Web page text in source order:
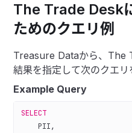
The Trade Desk
ためのクエリ例
Treasure Dataから、The
結果を指定して次のクエリ
Example Query
SELECT
    PII,